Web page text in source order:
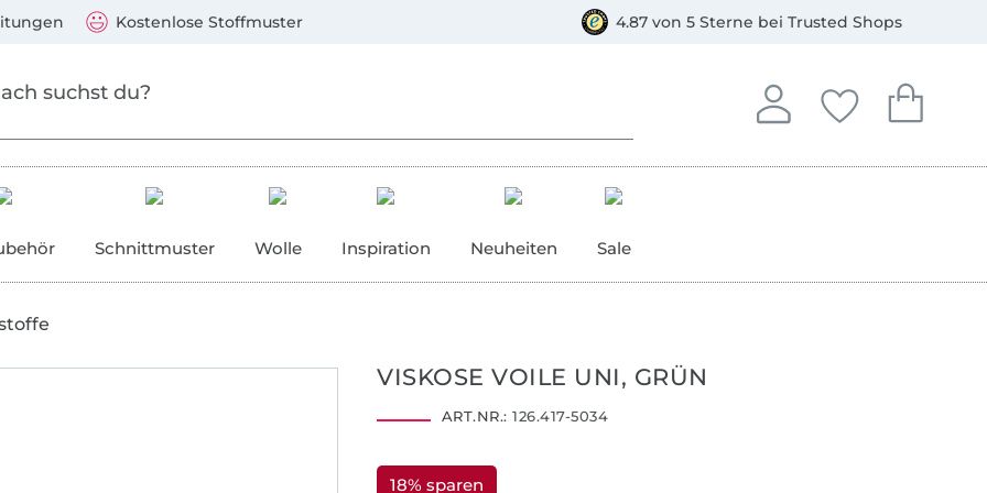
Kostenlose Stoffmuster 4.87 von 5 Sterne bei Trusted Shops
Anmelden
In deinem Konto
Deine
Du hast keine
Dein
Du hast
Schnittmuster Wolle Inspiration Neuheiten Sale
VISKOSE VOILE UNI, GRÜN
ART.NR.: 126.417-5034
18% sparen
Mastercard, PayPal, Giropay, Kauf auf Rechnung, Vorkasse